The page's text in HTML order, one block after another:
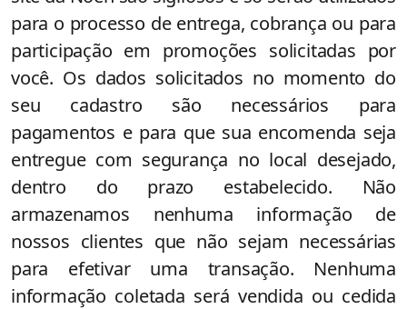
para o processo de entrega, cobrança ou para
participação em promoções solicitadas por
você. Os dados solicitados no momento do
seu cadastro são necessários para
pagamentos e para que sua encomenda seja
entregue com segurança no local desejado,
dentro do prazo estabelecido. Não
armazenamos nenhuma informação de
nossos clientes que não sejam necessárias
para efetivar uma transação. Nenhuma
informação coletada será vendida ou cedida